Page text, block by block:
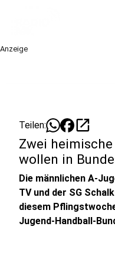
Anzeige
Teilen: open_in_new
Zwei
wollen in
Die männlichen A-
TV und der SG
diesem
Jugend-Handball-